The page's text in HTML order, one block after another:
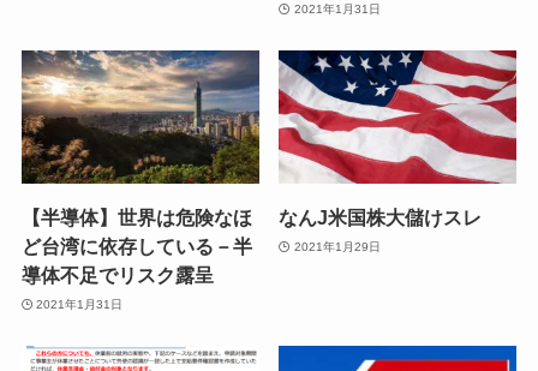
2021年1月31日
【半導体】世界は危険なほ
ど台湾に依存している－半
導体不足でリスク露呈
2021年1月31日
なんJ米国株大儲けスレ
2021年1月29日